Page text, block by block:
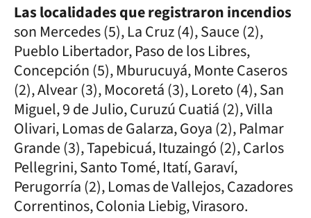
Las localidades que registraron incendios
son Mercedes (5), La Cruz (4), Sauce (2),
Pueblo Libertador, Paso de los Libres,
Concepción (5), Mburucuyá, Monte Caseros
(2), Alvear (3), Mocoretá (3), Loreto (4), San
Miguel, 9 de Julio, Curuzú Cuatiá (2), Villa
Olivari, Lomas de Galarza, Goya (2), Palmar
Grande (3), Tapebicuá, Ituzaingó (2), Carlos
Pellegrini, Santo Tomé, Itatí, Garaví,
Perugorría (2), Lomas de Vallejos, Cazadores
Correntinos, Colonia Liebig, Virasoro.